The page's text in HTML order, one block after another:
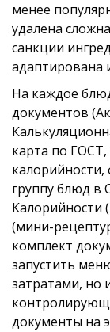
менее
удалена
санкции
адаптирована
На каждое
документов
карта по
группу блюд в
Калорийности
(мини-
комплект
запустить
затратами, но
документы на